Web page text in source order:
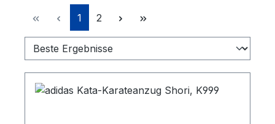
Seite
1 Seite
2